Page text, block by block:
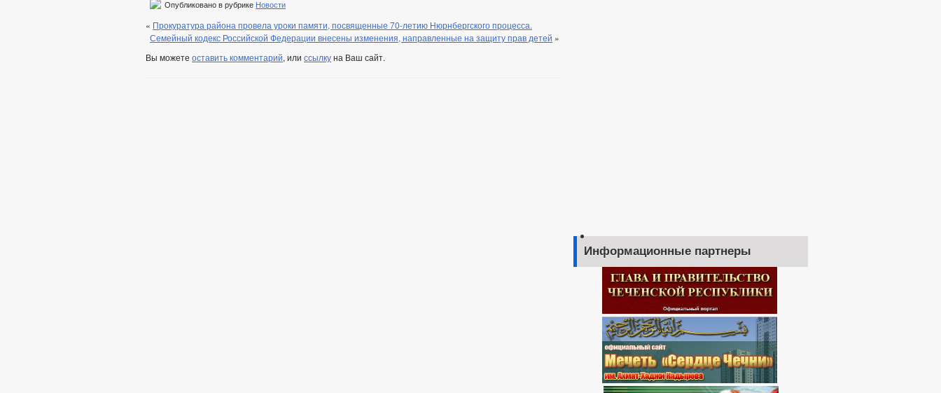
Опубликовано в рубрике Новости
« Прокуратура района провела уроки памяти, посвященные 70-летию Нюрнбергского процесса.
Семейный кодекс Российской Федерации внесены изменения, направленные на защиту прав детей »
Вы можете оставить комментарий, или ссылкуна Ваш сайт.
Информационные партнеры